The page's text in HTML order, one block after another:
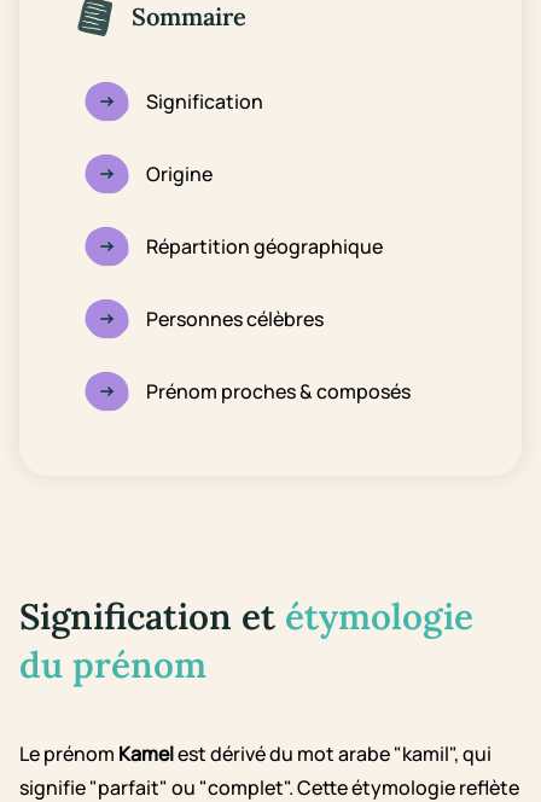
Sommaire
Signification
Origine
Répartition géographique
Personnes célèbres
Prénom proches & composés
Signification et étymologie
du prénom
Le prénom Kamelest dérivé du mot arabe "kamil", qui
signifie "parfait" ou "complet". Cette étymologie reflète